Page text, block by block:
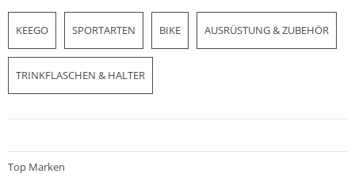
KEEGO SPORTARTEN BIKE AUSRÜSTUNG & ZUBEHÖR
TRINKFLASCHEN & HALTER
Top Marken